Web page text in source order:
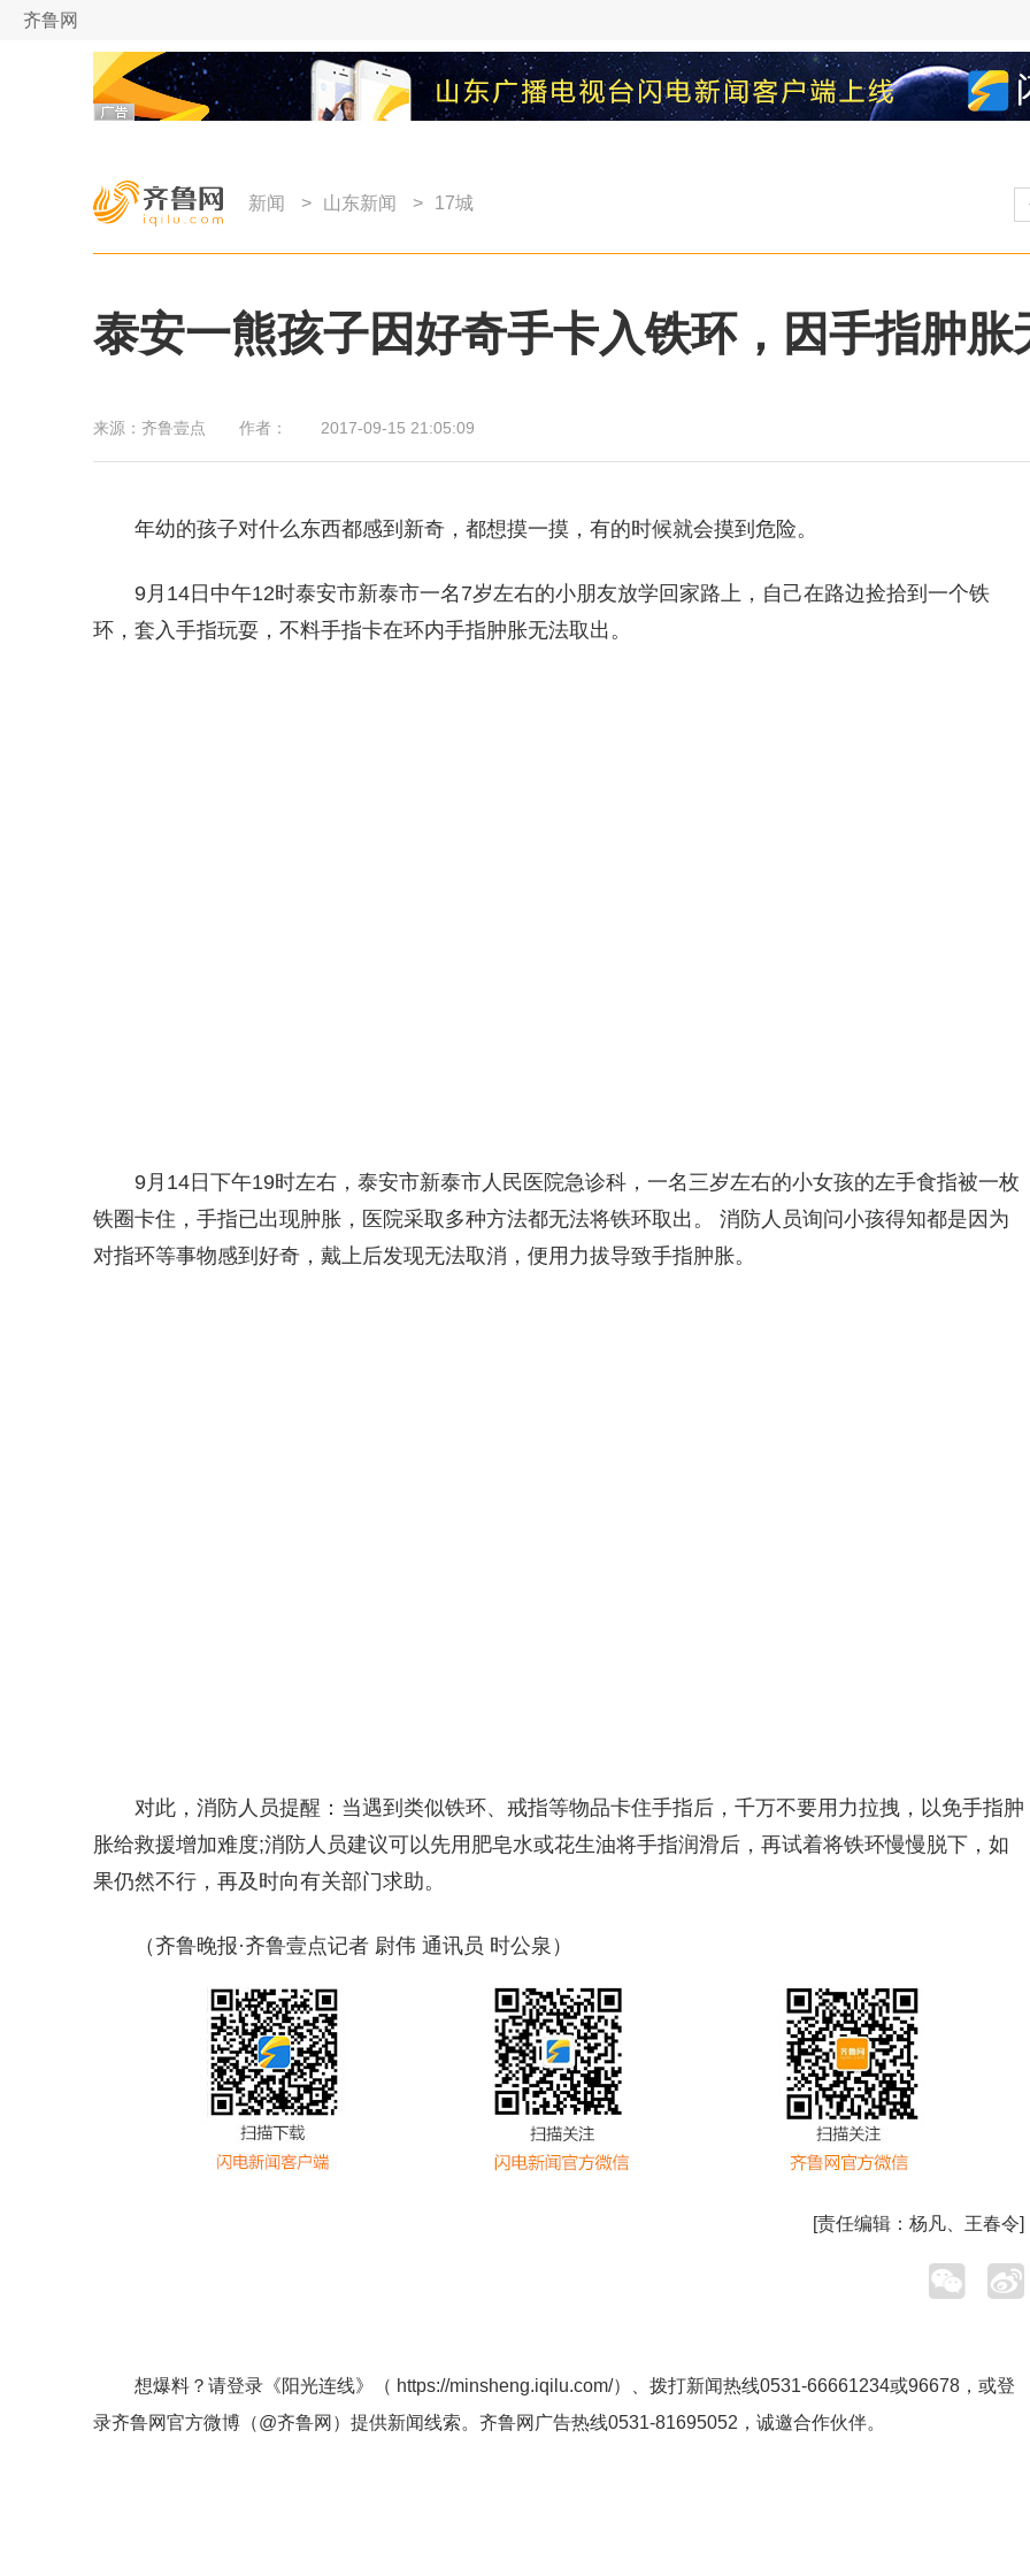
齐鲁网
新闻 > 山东新闻 > 17城
泰安一熊孩子因好奇手卡入铁环，因手指肿胀
来源： 齐鲁壹点 作者： 2017-09-15 21:05:09
年幼的孩子对什么东西都感到新奇，都想摸一摸，有的时候就会摸到危险。
9月14日中午12时泰安市新泰市一名7岁左右的小朋友放学回家路上，自己在路边捡拾到一个铁
环，套入手指玩耍，不料手指卡在环内手指肿胀无法取出。
9月14日下午19时左右，泰安市新泰市人民医院急诊科，一名三岁左右的小女孩的左手食指被一枚
铁圈卡住，手指已出现肿胀，医院采取多种方法都无法将铁环取出。 消防人员询问小孩得知都是因为
对指环等事物感到好奇，戴上后发现无法取消，便用力拔导致手指肿胀。
对此，消防人员提醒：当遇到类似铁环、戒指等物品卡住手指后，千万不要用力拉拽，以免手指肿
胀给救援增加难度;消防人员建议可以先用肥皂水或花生油将手指润滑后，再试着将铁环慢慢脱下，如
果仍然不行，再及时向有关部门求助。
（齐鲁晚报·齐鲁壹点记者 尉伟 通讯员 时公泉）
[责任编辑： 杨凡、王春令]
想爆料？请登录《阳光连线》（ https://minsheng.iqilu.com/）、拨打新闻热线0531-66661234或96678，或登
录齐鲁网官方微博（@齐鲁网 ）提供新闻线索。齐鲁网广告热线0531-81695052 ，诚邀合作伙伴。